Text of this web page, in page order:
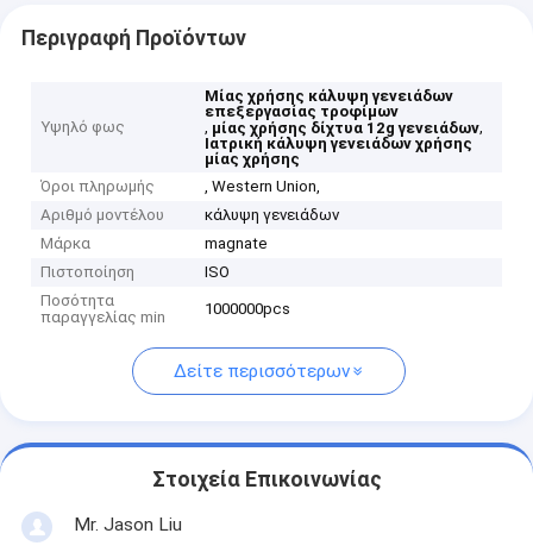
Περιγραφή Προϊόντων
Υψηλό φως
Μίας χρήσης κάλυψη γενειάδων
επεξεργασίας τροφίμων
, μίας χρήσης δίχτυα 12g γενειάδων,
Ιατρική κάλυψη γενειάδων χρήσης
μίας χρήσης
Όροι πληρωμής
, Western Union,
Αριθμό μοντέλου
κάλυψη γενειάδων
Μάρκα
magnate
Πιστοποίηση
ISO
Ποσότητα
παραγγελίας min
1000000pcs
Δείτε περισσότερων
Στοιχεία Επικοινωνίας
Mr. Jason Liu